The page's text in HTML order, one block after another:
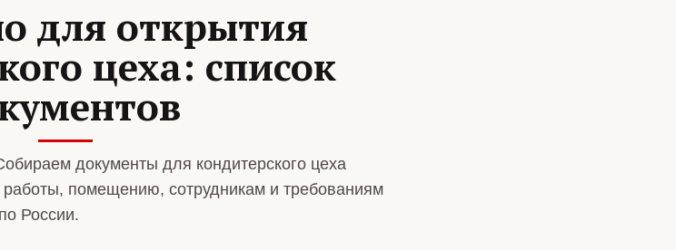
для открытия
цеха: список
документы для кондитерского цеха
помещению, сотрудникам и требованиям
по России.